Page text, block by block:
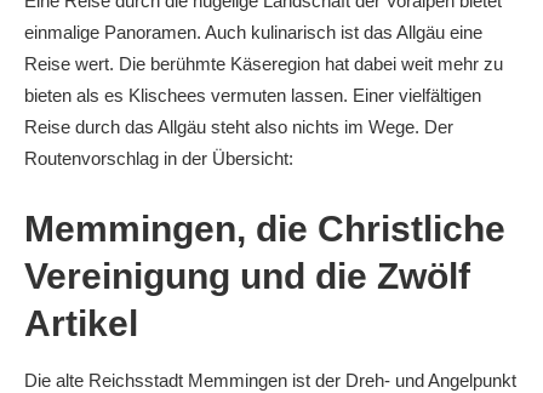
einmalige Panoramen. Auch kulinarisch ist das Allgäu eine
Reise wert. Die berühmte Käseregion hat dabei weit mehr zu
bieten als es Klischees vermuten lassen. Einer vielfältigen
Reise durch das Allgäu steht also nichts im Wege. Der
Routenvorschlag in der Übersicht:
Memmingen, die Christliche
Vereinigung und die Zwölf
Artikel
Die alte Reichsstadt Memmingen ist der Dreh- und Angelpunkt